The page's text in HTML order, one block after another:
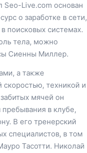
Seo-Live.com основан
о заработке в сети,
поисковых системах.
тела, можно
Сиенны Миллер.
а также
техникой и
мячей он
в клубе,
В его тренерский
специалистов, в том
Тасотти. Николай